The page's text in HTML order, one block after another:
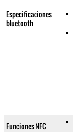
Especificaciones
bluetooth
Funciones NFC